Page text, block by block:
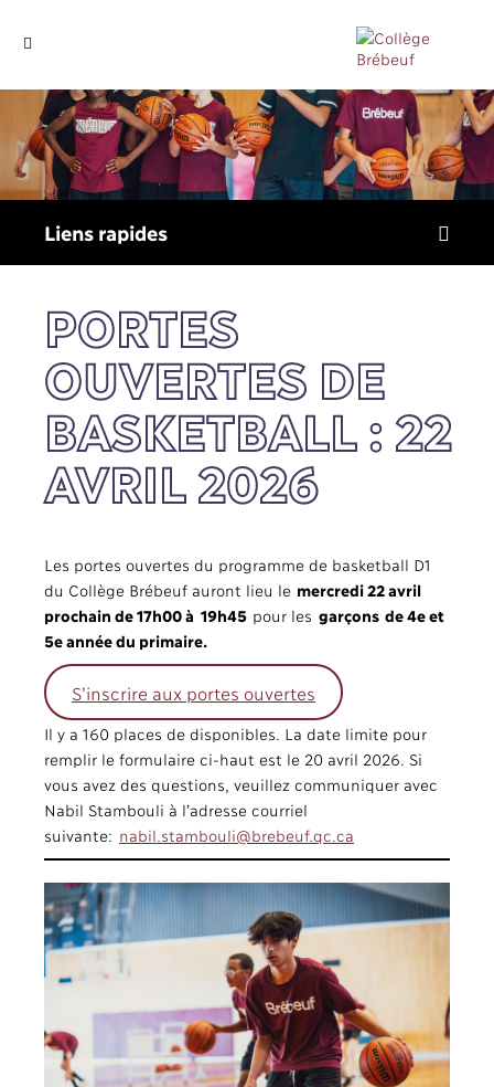
PORTES
OUVERTES DE
BASKETBALL : 22
AVRIL 2026
Liens rapides
Les portes ouvertes du programme de basketball D1
du Collège Brébeuf auront lieu le mercredi 22 avril
prochain de 17h00 à 19h45 pour les garçons de 4e et
5e année du primaire.
S’inscrire aux portes ouvertes
Il y a 160 places de disponibles. La date limite pour
remplir le formulaire ci-haut est le 20 avril 2026. Si
vous avez des questions, veuillez communiquer avec
Nabil Stambouli à l’adresse courriel
suivante: nabil.stambouli@brebeuf.qc.ca